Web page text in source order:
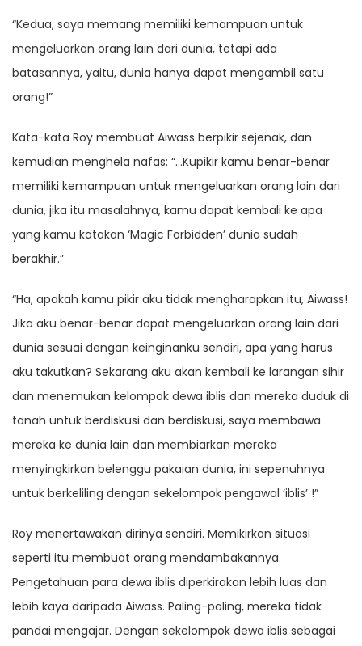
“Kedua, saya memang memiliki kemampuan untuk
mengeluarkan orang lain dari dunia, tetapi ada
batasannya, yaitu, dunia hanya dapat mengambil satu
orang!”
Kata-kata Roy membuat Aiwass berpikir sejenak, dan
kemudian menghela nafas: “…Kupikir kamu benar-benar
memiliki kemampuan untuk mengeluarkan orang lain dari
dunia, jika itu masalahnya, kamu dapat kembali ke apa
yang kamu katakan ‘Magic Forbidden’ dunia sudah
berakhir.”
“Ha, apakah kamu pikir aku tidak mengharapkan itu, Aiwass!
Jika aku benar-benar dapat mengeluarkan orang lain dari
dunia sesuai dengan keinginanku sendiri, apa yang harus
aku takutkan? Sekarang aku akan kembali ke larangan sihir
dan menemukan kelompok dewa iblis dan mereka duduk di
tanah untuk berdiskusi dan berdiskusi, saya membawa
mereka ke dunia lain dan membiarkan mereka
menyingkirkan belenggu pakaian dunia, ini sepenuhnya
untuk berkeliling dengan sekelompok pengawal ‘iblis’ !”
Roy menertawakan dirinya sendiri. Memikirkan situasi
seperti itu membuat orang mendambakannya.
Pengetahuan para dewa iblis diperkirakan lebih luas dan
lebih kaya daripada Aiwass. Paling-paling, mereka tidak
pandai mengajar. Dengan sekelompok dewa iblis sebagai